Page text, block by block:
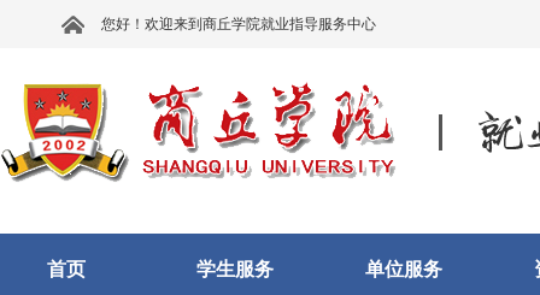
您好！欢迎来到商丘学院就业指导服务中心
首页 学生服务 单位服务